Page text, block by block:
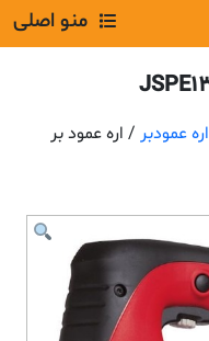
منو اصلی
اره عمودبر / اره عمود بر